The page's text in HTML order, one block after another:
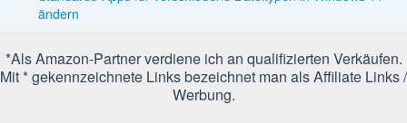
ändern
*Als Amazon-Partner verdiene ich an qualifizierten Verkäufen.
Mit * gekennzeichnete Links bezeichnet man als Affiliate Links /
Werbung.